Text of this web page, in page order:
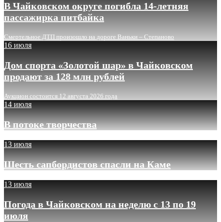
В Чайковском округе погибла 14-летняя
пассажирка питбайка
Смертельное ДТП произошло на дороге Ваньки – Степаново
16 июля
Дом спорта «Золотой шар» в Чайковском
продают за 128 млн рублей
Аукцион состоится 12 августа 2026 года
14 июля
В потоке творчества
13 июля
Шесть сапбордистов спасли на Каме
13 июля
Погода в Чайковском на неделю с 13 по 19
июля